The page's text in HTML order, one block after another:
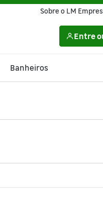
Sobre o LM
Entre
Banheiros